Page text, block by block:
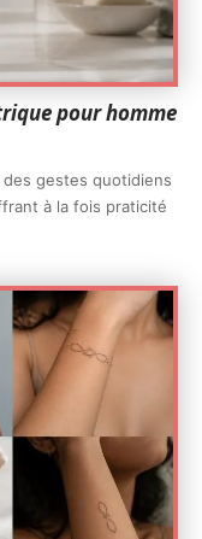
pour homme
des gestes quotidiens
à la fois praticité